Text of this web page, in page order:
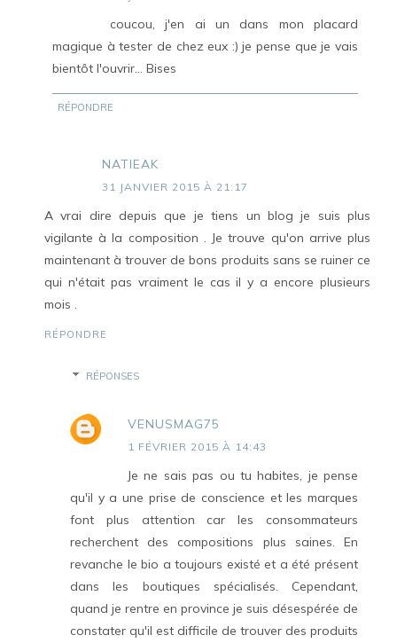
coucou, j'en ai un dans mon placard
magique à tester de chez eux :) je pense que je vais
bientôt l'ouvrir... Bises
RÉPONDRE
NATIEAK
31 JANVIER 2015 À 21:17
A vrai dire depuis que je tiens un blog je suis plus
vigilante à la composition . Je trouve qu'on arrive plus
maintenant à trouver de bons produits sans se ruiner ce
qui n'était pas vraiment le cas il y a encore plusieurs
mois .
RÉPONDRE
RÉPONSES
VENUSMAG75
1 FÉVRIER 2015 À 14:43
Je ne sais pas ou tu habites, je pense
qu'il y a une prise de conscience et les marques
font plus attention car les consommateurs
recherchent des compositions plus saines. En
revanche le bio a toujours existé et a été présent
dans les boutiques spécialisés. Cependant,
quand je rentre en province je suis désespérée de
constater qu'il est difficile de trouver des produits